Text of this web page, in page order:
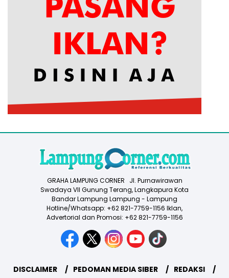
GRAHA LAMPUNG CORNER Jl. Purnawirawan
Swadaya VII Gunung Terang, Langkapura Kota
Bandar Lampung Lampung - Lampung
Hotline/Whatsapp: +62 821-7759-1156 Iklan,
Advertorial dan Promosi: +62 821-7759-1156
DISCLAIMER PEDOMAN MEDIA SIBER REDAKSI